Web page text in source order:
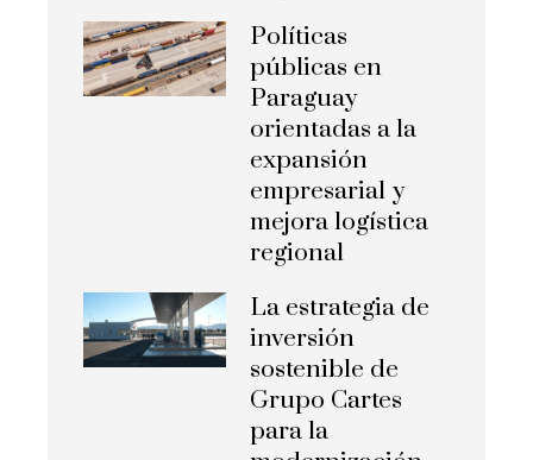
Políticas
públicas en
Paraguay
orientadas a la
expansión
empresarial y
mejora logística
regional
La estrategia de
inversión
sostenible de
Grupo Cartes
para la